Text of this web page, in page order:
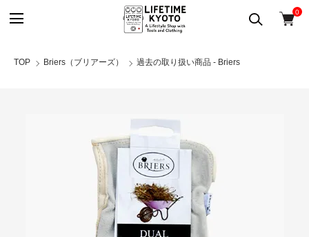
0
TOP Briers（ブリアーズ） 過去の取り扱い商品 - Briers